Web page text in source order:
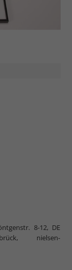
8-12, DE
nielsen-